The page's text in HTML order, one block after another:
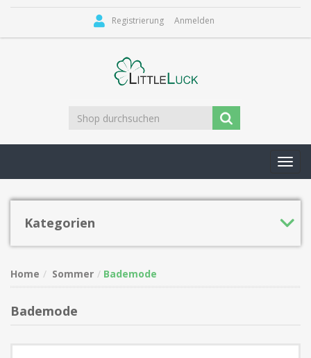
Registrierung Anmelden
Kategorien
Home Sommer Bademode
Bademode